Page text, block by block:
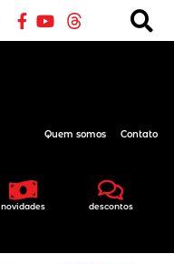
novidades descontos
Quem somos Contato